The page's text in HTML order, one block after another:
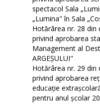
spectacol Sala
„Lumina" în Sala
Hotărârea nr. 28 din
privind aprobarea
Management al
ARGEȘULUI"
Hotărârea nr. 29 din
privind aprobarea
educație
pentru anul școlar